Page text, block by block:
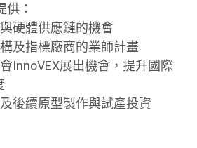
供：
硬體供應鏈的機會
及指標廠商的業師計畫
InnoVEX展出機會，提升國際
後續原型製作與試產投資